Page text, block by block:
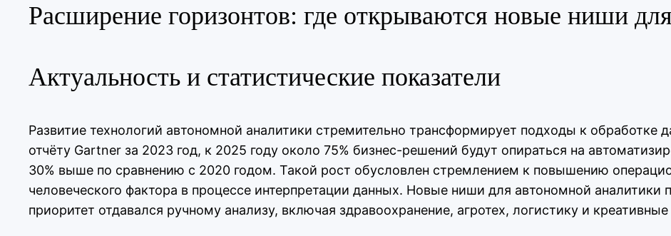
Расширение горизонтов: где открываются новые ниши
Актуальность и статистические показатели
Развитие технологий автономной аналитики стремительно трансформирует подходы к обработке
отчёту Gartner за 2023 год, к 2025 году около 75% бизнес-решений будут опираться на
30% выше по сравнению с 2020 годом. Такой рост обусловлен стремлением к повышению
человеческого фактора в процессе интерпретации данных. Новые ниши для автономной аналитики
приоритет отдавался ручному анализу, включая здравоохранение, агротех, логистику и